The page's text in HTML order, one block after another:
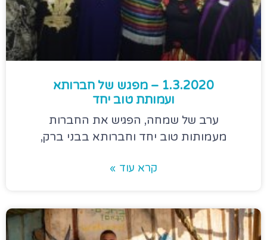
1.3.2020 – מפגש של חברותא
ועמותת טוב יחד
ערב של שמחה, הפגיש את החברות
מעמותות טוב יחד וחברותא בבני ברק,
קרא עוד »